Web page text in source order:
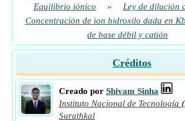
Equilibrio iónico
» Ley de dilución
Concentración de ion hidroxilo dada en
de base débil y catión
Créditos
Creado por Shivam Sinha
Instituto Nacional de Tecnología
Surathkal